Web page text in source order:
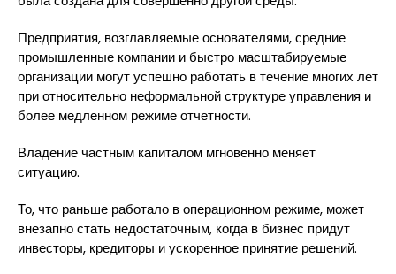
Предприятия, возглавляемые основателями, средние
промышленные компании и быстро масштабируемые
организации могут успешно работать в течение многих лет
при относительно неформальной структуре управления и
более медленном режиме отчетности.
Владение частным капиталом мгновенно меняет
ситуацию.
То, что раньше работало в операционном режиме, может
внезапно стать недостаточным, когда в бизнес придут
инвесторы, кредиторы и ускоренное принятие решений.